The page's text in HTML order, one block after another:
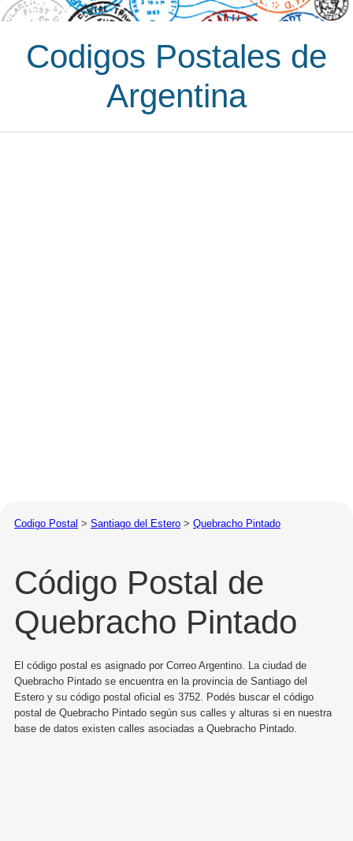
Codigos Postales de
Argentina
Codigo Postal > Santiago del Estero > Quebracho Pintado
Código Postal de
Quebracho Pintado
El código postal es asignado por Correo Argentino. La ciudad de
Quebracho Pintado se encuentra en la provincia de Santiago del
Estero y su código postal oficial es 3752. Podés buscar el código
postal de Quebracho Pintado según sus calles y alturas si en nuestra
base de datos existen calles asociadas a Quebracho Pintado.